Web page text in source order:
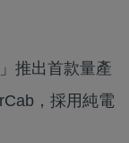
推出首款量產
，採用純電